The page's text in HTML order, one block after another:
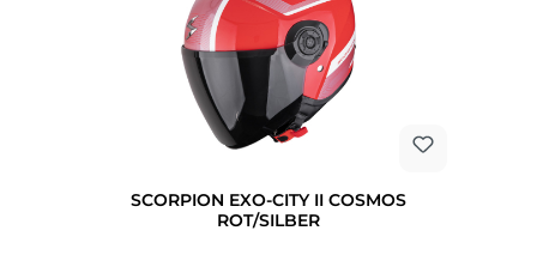
SCORPION EXO-CITY II COSMOS
ROT/SILBER